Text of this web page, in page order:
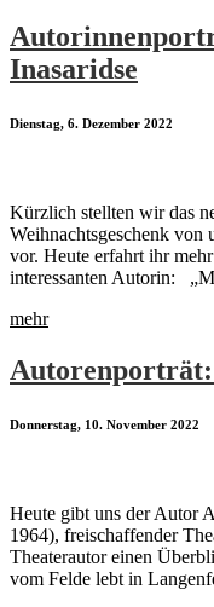
Inasaridse
Dienstag, 6. Dezember 2022
Kürzlich stellten wir das
Weihnachtsgeschenk von
vor. Heute erfahrt ihr
interessanten Autorin:
mehr
Donnerstag, 10. November 2022
Heute gibt uns der Autor
1964), freischaffender
Theaterautor einen
vom Felde lebt in